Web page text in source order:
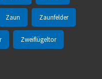
Zaun Zaunfelder
Zweiflügeltor